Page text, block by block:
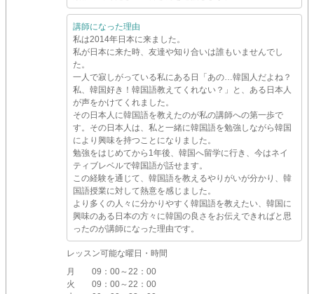
講師になった理由
私は2014年日本に来ました。
私が日本に来た時、友達や知り合いは誰もいませんでし
た。
一人で寂しがっている私にある日「あの…韓国人だよね？
私、韓国好き！韓国語教えてくれない？」と、ある日本人
が声をかけてくれました。
その日本人に韓国語を教えたのが私の講師への第一歩で
す。その日本人は、私と一緒に韓国語を勉強しながら韓国
により興味を持つことになりました。
勉強をはじめてから1年後、韓国へ留学に行き、今はネイ
ティブレベルで韓国語が話せます。
この経験を通じて、韓国語を教えるやりがいが分かり、韓
国語授業に対して熱意を感じました。
より多くの人々に分かりやすく韓国語を教えたい、韓国に
興味のある日本の方々に韓国の良さをお伝えできればと思
ったのが講師になった理由です。
レッスン可能な曜日・時間
月
09：00～22：00
火
09：00～22：00